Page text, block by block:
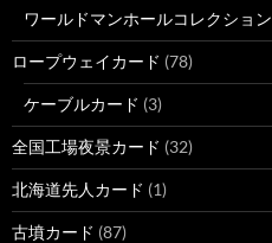
ワールドマンホールコレクション
ロープウェイカード (78)
ケーブルカード (3)
全国工場夜景カード (32)
北海道先人カード (1)
古墳カード (87)